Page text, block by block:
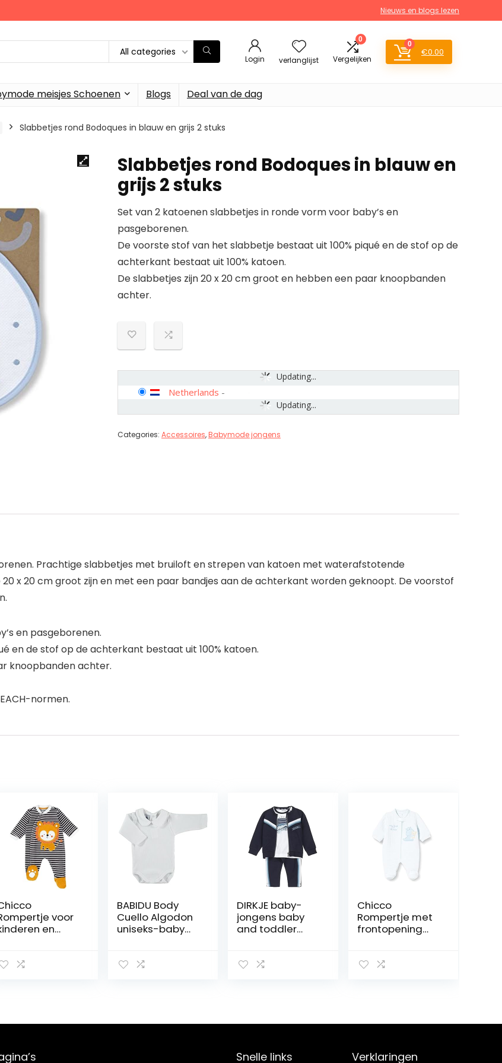
Nieuws en blogs lezen
All categories
Login verlanglijst
0
Vergelijken
0
€0.00
meisjes Schoenen Blogs Deal van de dag
Slabbetjes rond Bodoques in blauw en grijs 2 stuks
Slabbetjes rond Bodoques in blauw en
grijs 2 stuks
Set van 2 katoenen slabbetjes in ronde vorm voor baby’s en
pasgeborenen.
De voorste stof van het slabbetje bestaat uit 100% piqué en de stof op de
achterkant bestaat uit 100% katoen.
De slabbetjes zijn 20 x 20 cm groot en hebben een paar knoopbanden
achter.
Updating...
Updating...
Netherlands -
Categories: Accessoires,Babymode jongens
Prachtige slabbetjes met bruiloft en strepen van katoen met waterafstotende
x 20 cm groot zijn en met een paar bandjes aan de achterkant worden geknoopt. De voorstof
en pasgeborenen.
en de stof op de achterkant bestaat uit 100% katoen.
knoopbanden achter.
normen.
voor
en
BABIDU Body
Cuello Algodon
uniseks-baby
DIRKJE baby-
jongens baby
and toddler
Toddler Layette
Chicco
Rompertje met
frontopening
peuter
Snelle links Verklaringen